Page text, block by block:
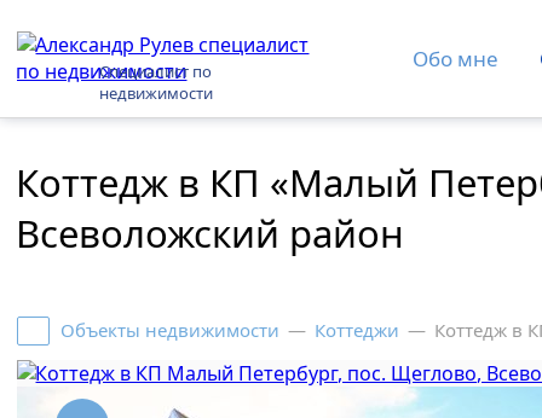
Специалист по
недвижимости
Обо мне
Коттедж в КП «Малый
Всеволожский район
Объекты недвижимости — Коттеджи — Коттедж в